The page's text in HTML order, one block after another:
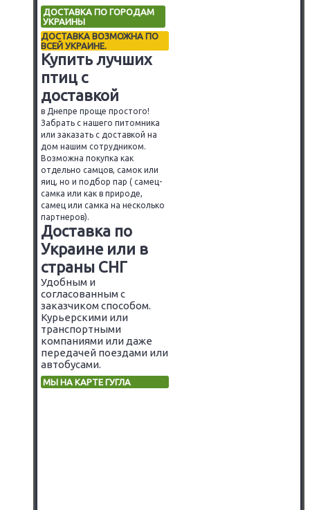
ДОСТАВКА ПО ГОРОДАМ
УКРАИНЫ
ДОСТАВКА ВОЗМОЖНА ПО
ВСЕЙ УКРАИНЕ.
Купить лучших
птиц с
доставкой
в Днепре проще простого!
Забрать с нашего питомника
или заказать с доставкой на
дом нашим сотрудником.
Возможна покупка как
отдельно самцов, самок или
яиц, но и подбор пар ( самец-
самка или как в природе,
самец или самка на несколько
партнеров).
Доставка по
Украине или в
страны СНГ
Удобным и
согласованным с
заказчиком способом.
Курьерскими или
транспортными
компаниями или даже
передачей поездами или
автобусами.
МЫ НА КАРТЕ ГУГЛА